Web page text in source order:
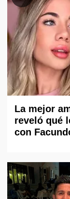
La mejor
reveló qué
con